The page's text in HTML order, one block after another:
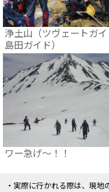
浄土山（ツヴェートガイ
島田ガイド）
ワー急げ～！！
・実際に行かれる際は、現地